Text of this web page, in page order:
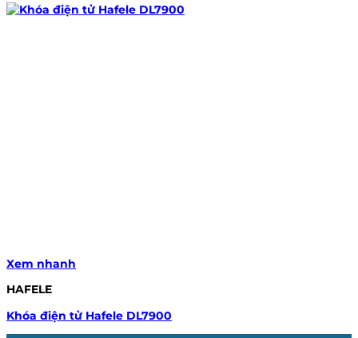
Xem nhanh
HAFELE
Khóa điện tử Hafele DL7900